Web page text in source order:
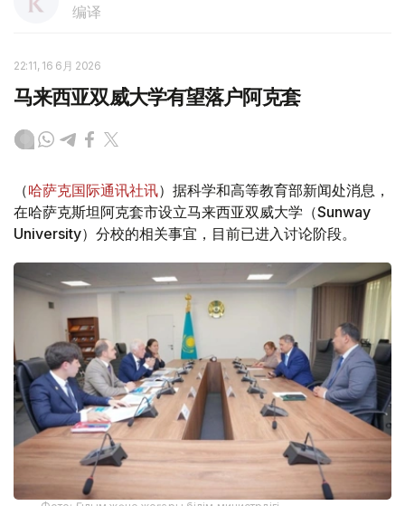
编译
22:11, 16 6月 2026
马来西亚双威大学有望落户阿克套
（哈萨克国际通讯社讯）据科学和高等教育部新闻处消息，
在哈萨克斯坦阿克套市设立马来西亚双威大学（Sunway
University）分校的相关事宜，目前已进入讨论阶段。